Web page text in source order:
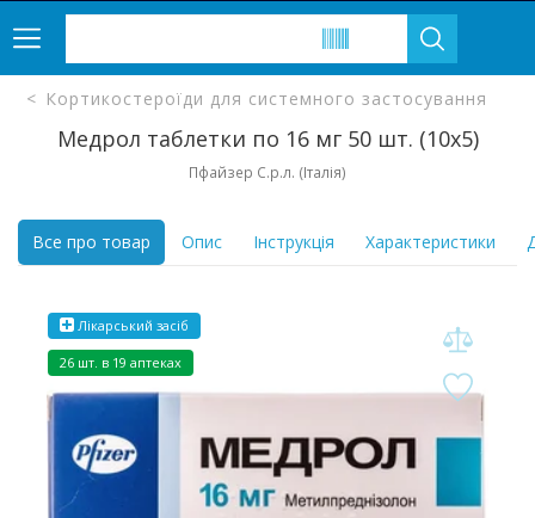
Кортикостероїди для системного застосування
Медрол таблетки по 16 мг 50 шт. (10х5)
Пфайзер С.р.л. (Італія)
Все про товар Опис Інструкція Характеристики
Лікарський засіб
26 шт. в 19 аптеках